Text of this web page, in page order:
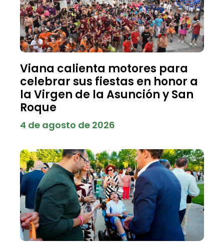
Viana calienta motores para
celebrar sus fiestas en honor a
la Virgen de la Asunción y San
Roque
4 de agosto de 2026